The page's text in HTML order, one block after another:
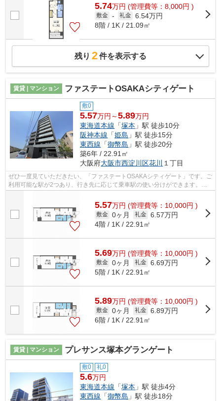
5.74万円 (管理費等：8,000円 )
敷金 - 礼金 6.54万円
8階 / 1K / 21.09㎡
残り 2件を表示する
賃貸 | マンション ファステートOSAKAシティゲート
敷0
5.57万円～5.89万円
東海道本線 「塚本 」駅 徒歩10分
阪神本線 「姫島 」駅 徒歩15分
東西線 「御幣島 」駅 徒歩20分
築6年 / 22.91㎡
大阪府大阪市西淀川区花川 １丁目
ぜひ一度見ていただきたい、「ファステートOSAKAシティゲート」です。ご
利用可能な駅が2つあり、行き先に応じて乗車駅の使い分けができます。こ
5.57万円 (管理費等：10,000円 )
敷金 0ヶ月 礼金 6.57万円
4階 / 1K / 22.91㎡
5.69万円 (管理費等：10,000円 )
敷金 0ヶ月 礼金 6.69万円
5階 / 1K / 22.91㎡
5.89万円 (管理費等：10,000円 )
敷金 0ヶ月 礼金 6.89万円
6階 / 1K / 22.91㎡
賃貸 | マンション プレサンス塚本グランゲート
敷0 礼0
5.6万円
東海道本線 「塚本 」駅 徒歩4分
東西線 「御幣島 」駅 徒歩18分